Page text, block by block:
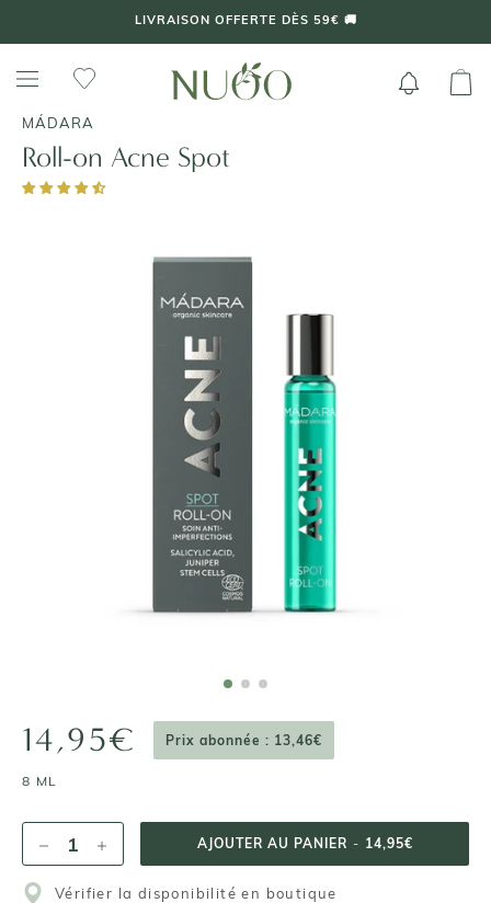
LIVRAISON OFFERTE DÈS 59€ 🚚
MÁDARA
Roll-on Acne Spot
14,95€ Prix abonnée : 13,46€
8 ML
AJOUTER AU PANIER - 14,95€
Vérifier la disponibilité en boutique